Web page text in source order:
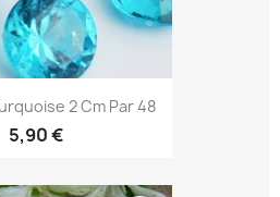
2 Cm Par 48
5,90 €